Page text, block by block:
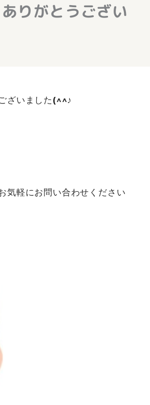
がとうござい
ざいました(^^♪
気軽にお問い合わせください